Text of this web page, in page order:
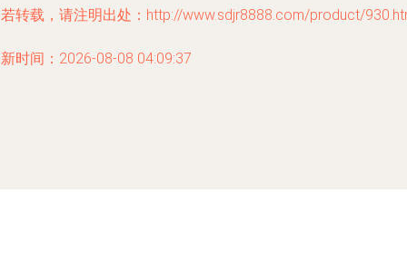
转载，请注明出处：http://www.sdjr8888.com/product/
时间：2026-08-08 04:09:37